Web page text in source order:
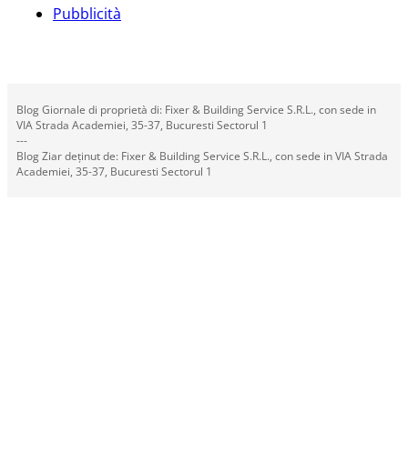
Pubblicità
Blog Giornale di proprietà di: Fixer & Building Service S.R.L., con sede in
VIA Strada Academiei, 35-37, Bucuresti Sectorul 1
---
Blog Ziar deținut de: Fixer & Building Service S.R.L., con sede in VIA Strada
Academiei, 35-37, Bucuresti Sectorul 1